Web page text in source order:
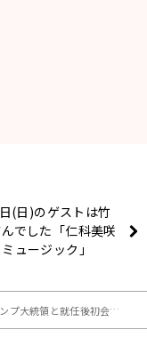
(日)のゲストは竹
でした「仁科美咲
ュージック」
初会談。米韓関係の再構築に前進か。